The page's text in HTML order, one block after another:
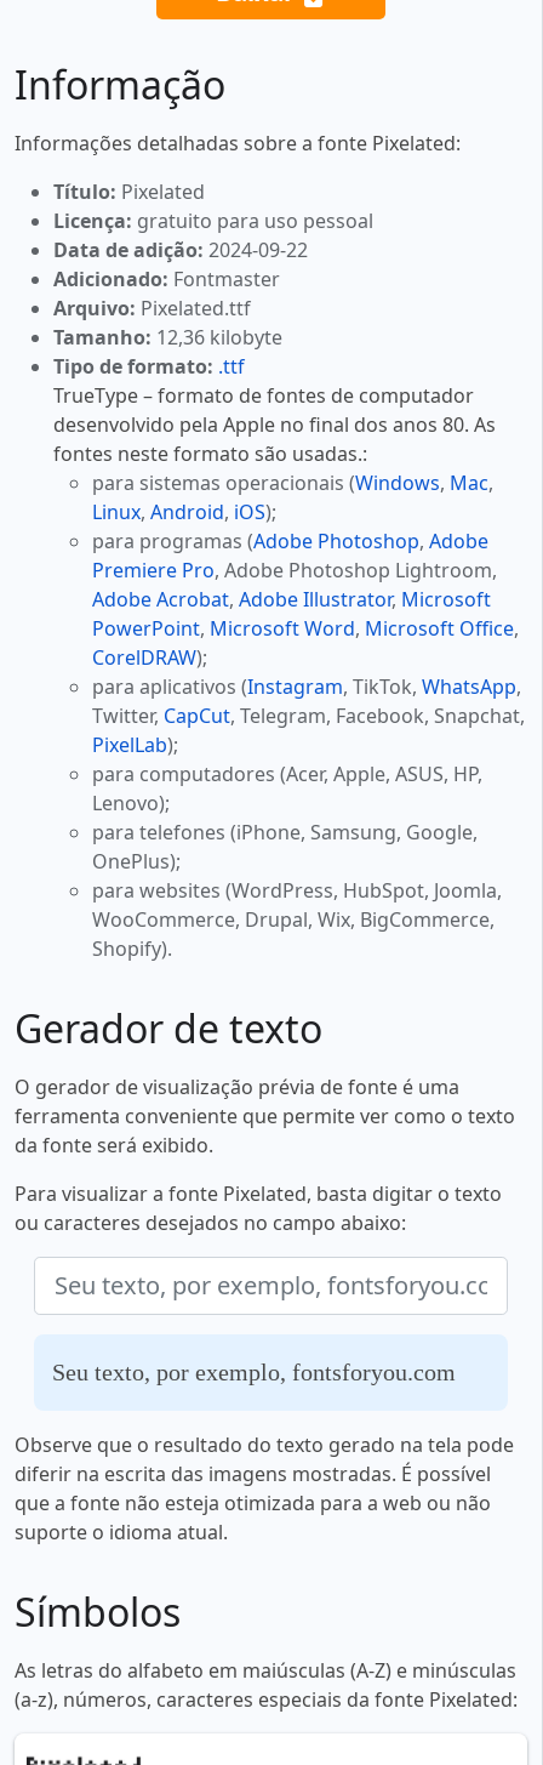
Informação
Informações detalhadas sobre a fonte Pixelated:
Título: Pixelated
Licença: gratuito para uso pessoal
Data de adição: 2024-09-22
Adicionado: Fontmaster
Arquivo: Pixelated.ttf
Tamanho: 12,36 kilobyte
Tipo de formato: .ttf
TrueType – formato de fontes de computador
desenvolvido pela Apple no final dos anos 80. As
fontes neste formato são usadas.:
para sistemas operacionais (Windows, Mac,
Linux, Android, iOS);
para programas (Adobe Photoshop, Adobe
Premiere Pro, Adobe Photoshop Lightroom,
Adobe Acrobat, Adobe Illustrator, Microsoft
PowerPoint, Microsoft Word, Microsoft Office,
CorelDRAW);
para aplicativos (Instagram, TikTok, WhatsApp,
Twitter, CapCut, Telegram, Facebook, Snapchat,
PixelLab);
para computadores (Acer, Apple, ASUS, HP,
Lenovo);
para telefones (iPhone, Samsung, Google,
OnePlus);
para websites (WordPress, HubSpot, Joomla,
WooCommerce, Drupal, Wix, BigCommerce,
Shopify).
Gerador de texto
O gerador de visualização prévia de fonte é uma
ferramenta conveniente que permite ver como o texto
da fonte será exibido.
Para visualizar a fonte Pixelated, basta digitar o texto
ou caracteres desejados no campo abaixo:
Seu texto, por exemplo, fontsforyou.com
Observe que o resultado do texto gerado na tela pode
diferir na escrita das imagens mostradas. É possível
que a fonte não esteja otimizada para a web ou não
suporte o idioma atual.
Símbolos
As letras do alfabeto em maiúsculas (A-Z) e minúsculas
(a-z), números, caracteres especiais da fonte Pixelated: